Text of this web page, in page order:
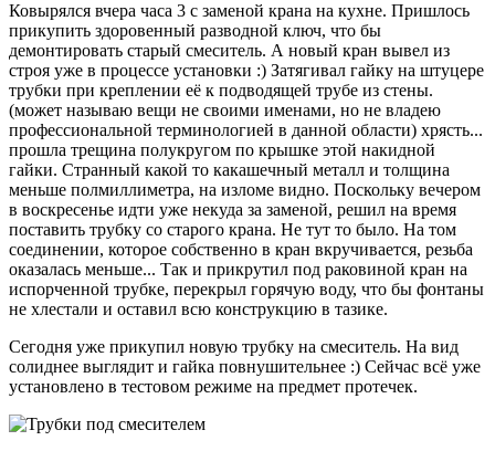
Ковырялся вчера часа 3 с заменой крана на кухне. Пришлось
прикупить здоровенный разводной ключ, что бы
демонтировать старый смеситель. А новый кран вывел из
строя уже в процессе установки :) Затягивал гайку на штуцере
трубки при креплении её к подводящей трубе из стены.
(может называю вещи не своими именами, но не владею
профессиональной терминологией в данной области) хрясть...
прошла трещина полукругом по крышке этой накидной
гайки. Странный какой то какашечный металл и толщина
меньше полмиллиметра, на изломе видно. Поскольку вечером
в воскресенье идти уже некуда за заменой, решил на время
поставить трубку со старого крана. Не тут то было. На том
соединении, которое собственно в кран вкручивается, резьба
оказалась меньше... Так и прикрутил под раковиной кран на
испорченной трубке, перекрыл горячую воду, что бы фонтаны
не хлестали и оставил всю конструкцию в тазике.
Сегодня уже прикупил новую трубку на смеситель. На вид
солиднее выглядит и гайка повнушительнее :) Сейчас всё уже
установлено в тестовом режиме на предмет протечек.